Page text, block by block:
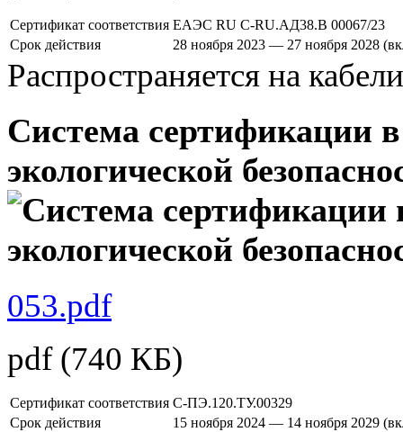
Сертификат соответствия ЕАЭС RU C-RU.АД38.В 00067/23
Срок действия
28 ноября 2023 — 27 ноября 2028
Распространяется на
Система сертификации
экологической
053.pdf
pdf(740 КБ)
Сертификат соответствия С-ПЭ.120.ТУ.00329
Срок действия
15 ноября 2024 — 14 ноября 2029